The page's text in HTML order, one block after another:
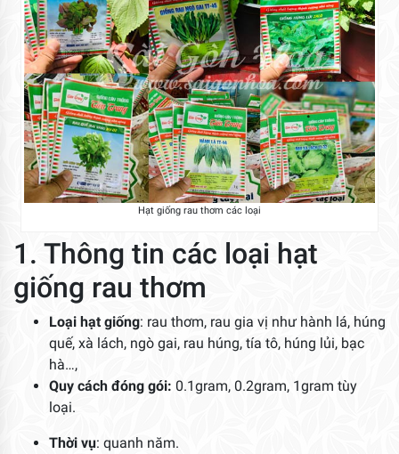
Hạt giống rau thơm các loại
1. Thông tin các loại hạt
giống rau thơm
Loại hạt giống: rau thơm, rau gia vị như hành lá, húng
quế, xà lách, ngò gai, rau húng, tía tô, húng lủi, bạc
hà…,
Quy cách đóng gói: 0.1gram, 0.2gram, 1gram tùy
loại.
Thời vụ: quanh năm.